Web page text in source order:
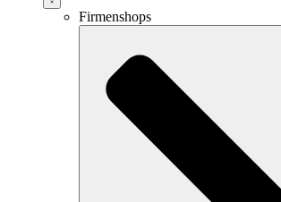
Firmenshops